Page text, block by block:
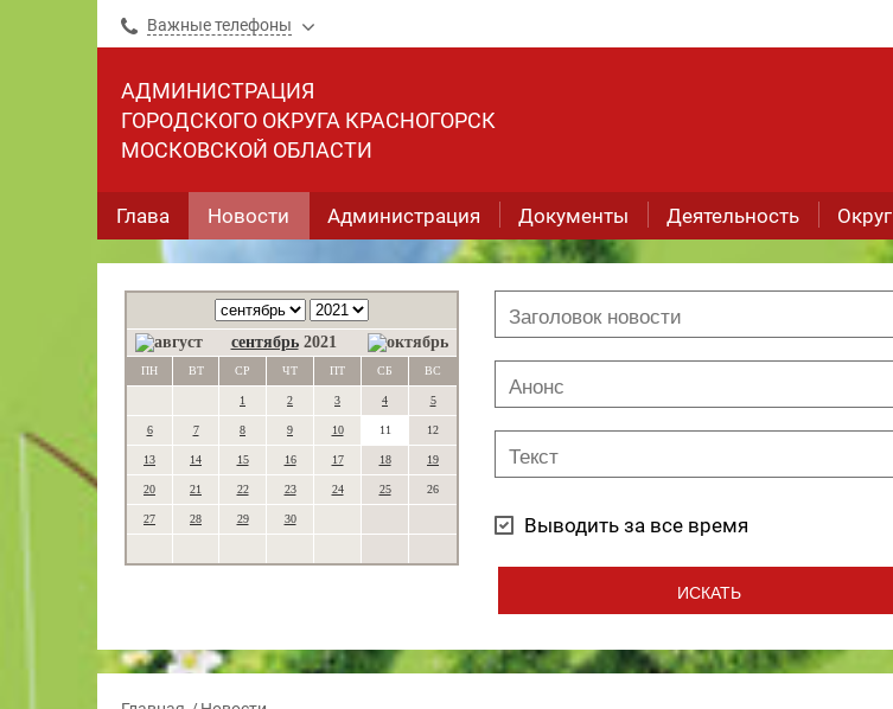
Важные телефоны
АДМИНИСТРАЦИЯ
ГОРОДСКОГО ОКРУГА КРАСНОГОРСК
МОСКОВСКОЙ ОБЛАСТИ
Глава Новости Администрация Документы Деятельность Округ
сентябрь 2021
ПН ВТ СР ЧТ ПТ СБ ВС
1 2 3 4 5
6 7 8 9 10 11 12
13 14 15 16 17 18 19
20 21 22 23 24 25 26
27 28 29 30 Выводить за все время